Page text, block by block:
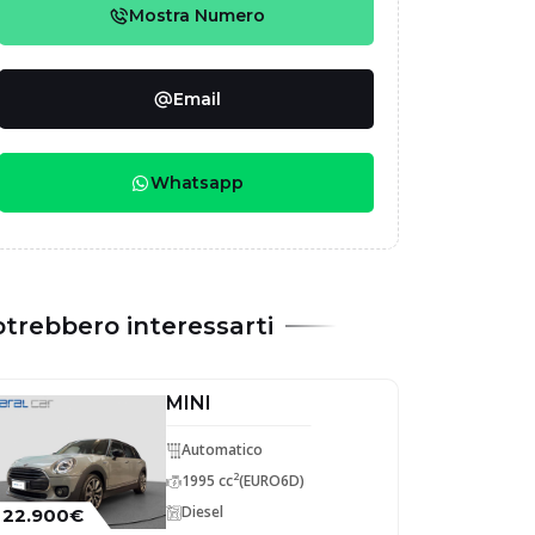
Mostra Numero
Email
Whatsapp
interessarti
22.900€
MINI
Automatico
1995 cc2(EURO6D)
Diesel